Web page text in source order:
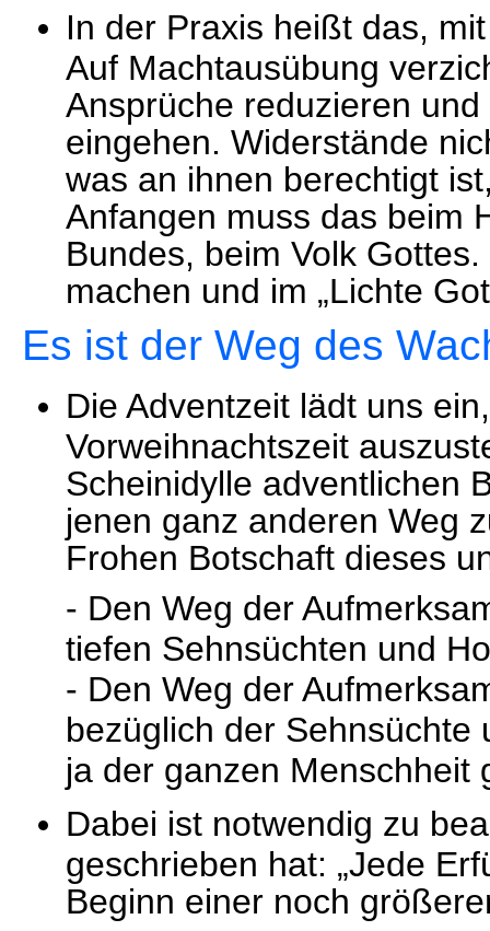
In der Praxis heißt das,
Auf Machtausübung
Ansprüche reduzieren
eingehen. Widerstände
was an ihnen berechtigt
Anfangen muss das beim
Bundes, beim Volk
machen und im „Lichte
Es ist der Weg des
Die Adventzeit lädt uns
Vorweihnachtszeit
Scheinidylle adventlichen
jenen ganz anderen Weg
Frohen Botschaft dieses
- Den Weg der
tiefen Sehnsüchten und
- Den Weg der
bezüglich der Sehnsüchte
ja der ganzen Menschheit
Dabei ist notwendig zu
geschrieben hat: „Jede
Beginn einer noch